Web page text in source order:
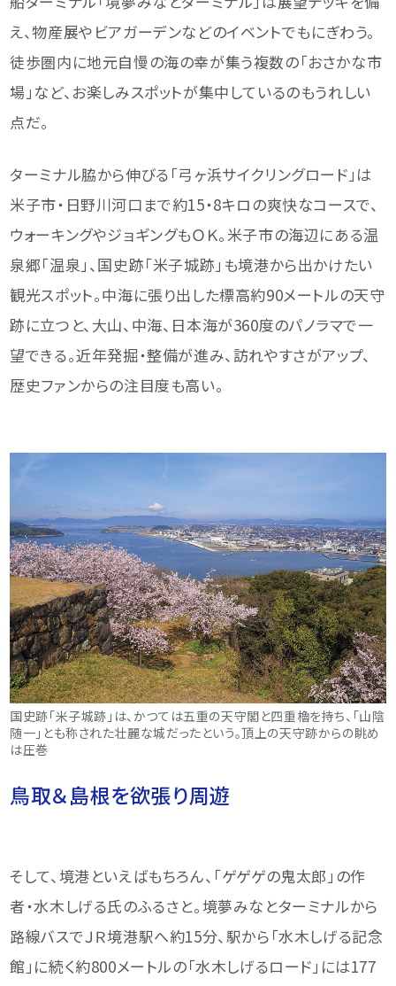
え、物産展やビアガーデンなどのイベントでもにぎわう。
徒歩圏内に地元自慢の海の幸が集う複数の「おさかな市
場」など、お楽しみスポットが集中しているのもうれしい
点だ。
ターミナル脇から伸びる「弓ヶ浜サイクリングロード」は
米子市・日野川河口まで約15・8キロの爽快なコースで、
ウォーキングやジョギングもＯＫ。米子市の海辺にある温
泉郷「温泉」、国史跡「米子城跡」も境港から出かけたい
観光スポット。中海に張り出した標高約90メートルの天守
跡に立つと、大山、中海、日本海が360度のパノラマで一
望できる。近年発掘・整備が進み、訪れやすさがアップ、
歴史ファンからの注目度も高い。
国史跡「米子城跡」は、かつては五重の天守閣と四重櫓を持ち、「山陰
随一」とも称された壮麗な城だったという。頂上の天守跡からの眺め
は圧巻
鳥取＆島根を欲張り周遊
そして、境港といえばもちろん、「ゲゲゲの鬼太郎」の作
者・水木しげる氏のふるさと。境夢みなとターミナルから
路線バスでＪＲ境港駅へ約15分、駅から「水木しげる記念
館」に続く約800メートルの「水木しげるロード」には177